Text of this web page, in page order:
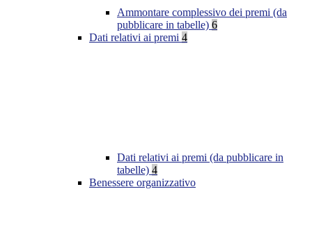
Ammontare complessivo dei premi (da
pubblicare in tabelle) 6
Dati relativi ai premi 4
Dati relativi ai premi (da pubblicare in
tabelle) 4
Benessere organizzativo